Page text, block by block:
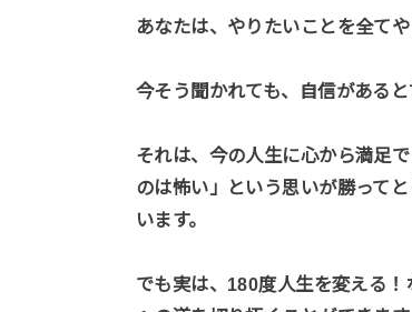
あなたは、やりたいことを全て
今そう聞かれても、自信がある
それは、今の人生に心から満足
のは怖い」という思いが勝って
います。
でも実は、180度人生を変える